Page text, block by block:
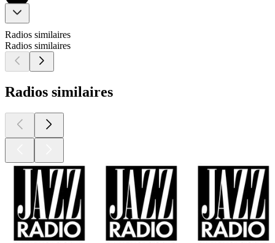
Radios similaires
Radios similaires
Radios similaires